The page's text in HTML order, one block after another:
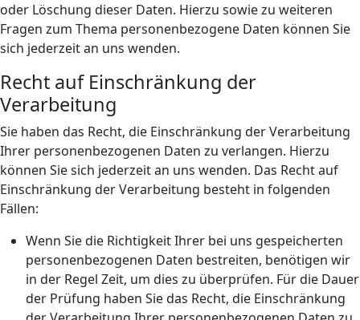
oder Löschung dieser Daten. Hierzu sowie zu weiteren
Fragen zum Thema personenbezogene Daten können Sie
sich jederzeit an uns wenden.
Recht auf Einschränkung der
Verarbeitung
Sie haben das Recht, die Einschränkung der Verarbeitung
Ihrer personenbezogenen Daten zu verlangen. Hierzu
können Sie sich jederzeit an uns wenden. Das Recht auf
Einschränkung der Verarbeitung besteht in folgenden
Fällen:
Wenn Sie die Richtigkeit Ihrer bei uns gespeicherten
personenbezogenen Daten bestreiten, benötigen wir
in der Regel Zeit, um dies zu überprüfen. Für die Dauer
der Prüfung haben Sie das Recht, die Einschränkung